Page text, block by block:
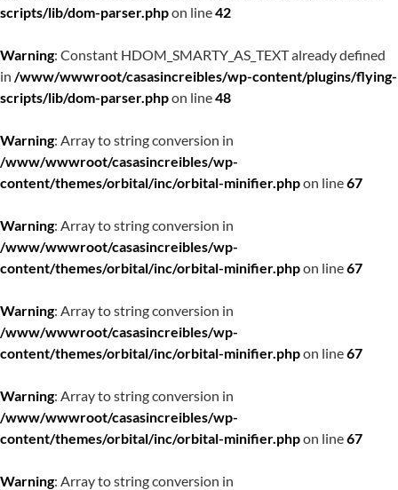
scripts/lib/dom-parser.phpon line42
Warning: Constant HDOM_SMARTY_AS_TEXT already defined
in /www/wwwroot/casasincreibles/wp-content/plugins/flying-
scripts/lib/dom-parser.phpon line48
Warning: Array to string conversion in
/www/wwwroot/casasincreibles/wp-
content/themes/orbital/inc/orbital-minifier.phpon line67
Warning: Array to string conversion in
/www/wwwroot/casasincreibles/wp-
content/themes/orbital/inc/orbital-minifier.phpon line67
Warning: Array to string conversion in
/www/wwwroot/casasincreibles/wp-
content/themes/orbital/inc/orbital-minifier.phpon line67
Warning: Array to string conversion in
/www/wwwroot/casasincreibles/wp-
content/themes/orbital/inc/orbital-minifier.phpon line67
Warning: Array to string conversion in